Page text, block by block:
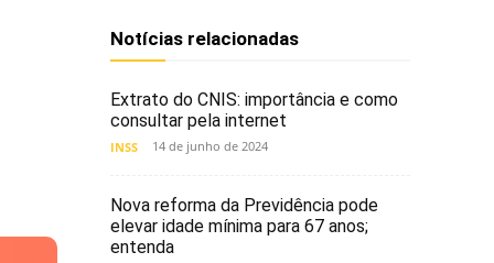
Notícias relacionadas
Extrato do CNIS: importância e como
consultar pela internet
INSS 14 de junho de 2024
Nova reforma da Previdência pode
elevar idade mínima para 67 anos;
entenda